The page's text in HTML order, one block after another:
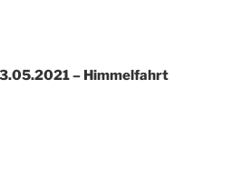
– Himmelfahrt